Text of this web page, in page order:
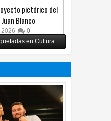
Blanco
2026 0
creatividad y
taller de mini
2026 0
en Cultura